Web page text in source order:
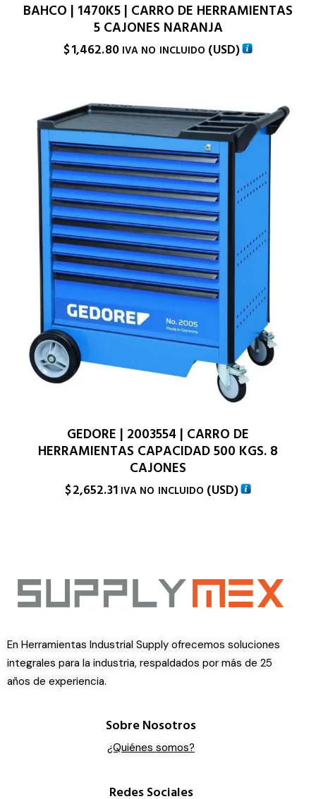
BAHCO | 1470K5 | CARRO DE HERRAMIENTAS
5 CAJONES NARANJA
$1,462.80 IVA NO INCLUIDO (USD)
GEDORE | 2003554 | CARRO DE
HERRAMIENTAS CAPACIDAD 500 KGS. 8
CAJONES
$2,652.31 IVA NO INCLUIDO (USD)
En Herramientas Industrial Supply ofrecemos soluciones
integrales para la industria, respaldados por más de 25
años de experiencia.
Sobre Nosotros
¿Quiénes somos?
Redes Sociales